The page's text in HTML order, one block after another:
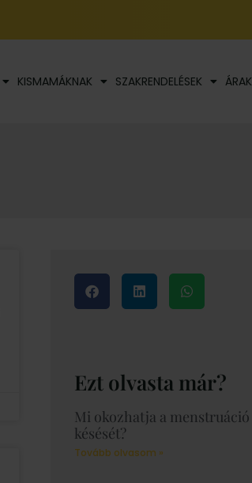
KISMAMÁKNAK SZAKRENDELÉSEK ÁRAK
Ezt olvasta már?
Mi okozhatja a menstruáció
késését?
Tovább olvasom »